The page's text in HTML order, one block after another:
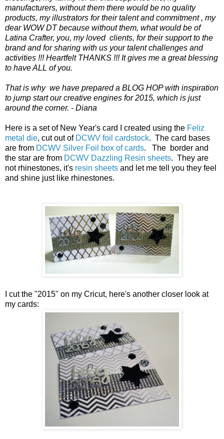
manufacturers, without them there would be no quality
products, myillustrators for their talent and commitment , my
dear WOW DT because without them, what would be of
Latina Crafter, you, myloved clients, for their support to the
brand and for sharing with us your talent challenges and
activities !!! Heartfelt THANKS !!! It gives me a great blessing
to haveALL of you.
That is why we have prepared a BLOG HOP with inspiration
to jump start our creative engines for 2015, which is just
around the corner. - Diana
Here is a set of New Year's card I created using the Feliz
metal die, cut out of DCWV foil cardstock. The card bases
are from DCWV Silver Foil box of cards. The border and
the star are from DCWV Dazzling Resin sheets. They are
not rhinestones, it's resin sheets and let me tell you they feel
and shine just like rhinestones.
I cut the "2015" on my Cricut, here's another closer look at
my cards: